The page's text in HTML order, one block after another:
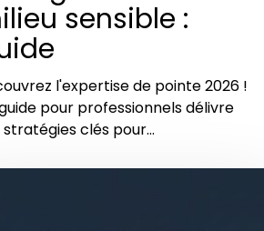
sensible :
l'expertise de pointe 2026 !
pour professionnels délivre
stratégies clés pour…